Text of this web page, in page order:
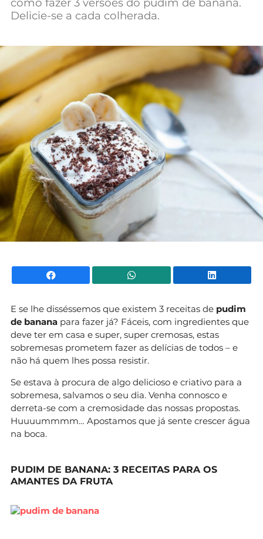
Mundial 2026
Delicie-se a cada colherada.
Facebook WhatsApp
E se lhe disséssemos que existem 3 receitas de pudim
de banana para fazer já? Fáceis, com ingredientes que
deve ter em casa e super, super cremosas, estas
sobremesas prometem fazer as delícias de todos – e
não há quem lhes possa resistir.
Se estava à procura de algo delicioso e criativo para a
sobremesa, salvamos o seu dia. Venha connosco e
derreta-se com a cremosidade das nossas propostas.
Huuuummmm… Apostamos que já sente crescer água
na boca.
PUDIM DE BANANA: 3 RECEITAS PARA OS
AMANTES DA FRUTA